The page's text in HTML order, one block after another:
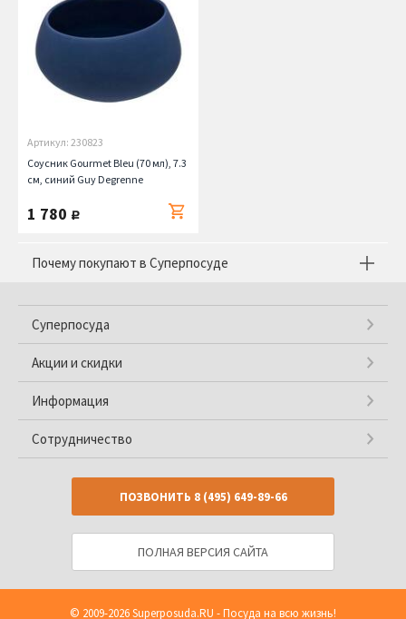
Артикул: 230823
Соусник Gourmet Bleu (70 мл), 7.3
см, синий Guy Degrenne
1 780 руб.
Почему покупают в Суперпосуде
Суперпосуда
Акции и скидки
Информация
Сотрудничество
ПОЗВОНИТЬ 8 (495) 649-89-66
ПОЛНАЯ ВЕРСИЯ САЙТА
© 2009-2026Superposuda.RU - Посуда на всю жизнь!